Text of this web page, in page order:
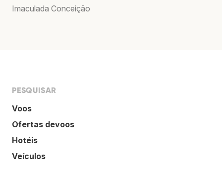
Imaculada Conceição
PESQUISAR
Voos
Ofertas devoos
Hotéis
Veículos